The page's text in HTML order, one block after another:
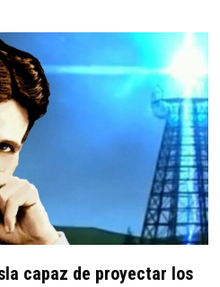
capaz de proyectar los